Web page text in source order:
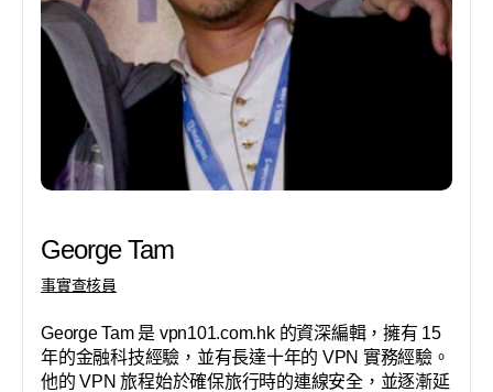
George Tam
事實查核員
George Tam 是 vpn101.com.hk 的資深編輯，擁有 15
年的金融科技經驗，並有長達十年的 VPN 實務經驗。
他的 VPN 旅程始於確保旅行時的連線安全，並逐漸延